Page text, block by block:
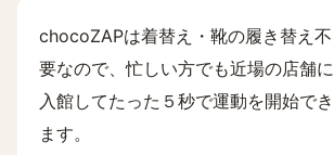
chocoZAPは着替え・靴の履き替え不
要なので、忙しい方でも近場の店舗に
入館してたった５秒で運動を開始でき
ます。